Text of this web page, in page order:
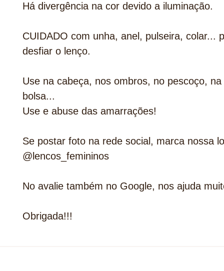
Há divergência na cor devido a iluminação.
CUIDADO com unha, anel, pulseira, colar...
desfiar o lenço.
Use na cabeça, nos ombros, no pescoço,
bolsa...
Use e abuse das amarrações!
Se postar foto na rede social, marca nossa
@lencos_femininos
No avalie também no Google, nos ajuda
Obrigada!!!